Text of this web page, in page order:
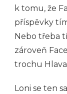
k tomu, že
příspěvky
Nebo třeba
zároveň
trochu Hlava
Loni se ten